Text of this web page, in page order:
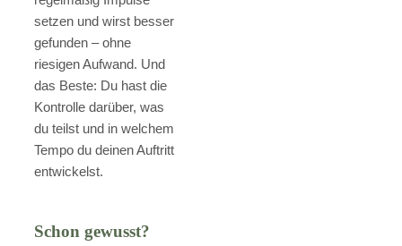
setzen und wirst besser
gefunden – ohne
riesigen Aufwand. Und
das Beste: Du hast die
Kontrolle darüber, was
du teilst und in welchem
Tempo du deinen Auftritt
entwickelst.
Schon gewusst?